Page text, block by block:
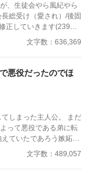
、生徒会やら風紀やら
総受け（愛され）/後固
正していきます(239話
文字数：636,369
悪役だったのでほ
まった主人公。 まだ
って悪役である弟に転
文字数：489,057